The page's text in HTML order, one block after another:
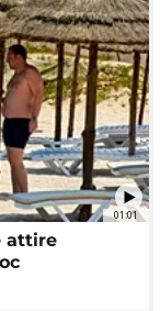
01:01
attire